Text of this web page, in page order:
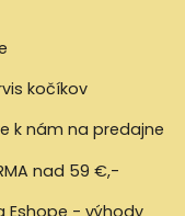
kočíkov
k nám na predajne
nad 59 €,-